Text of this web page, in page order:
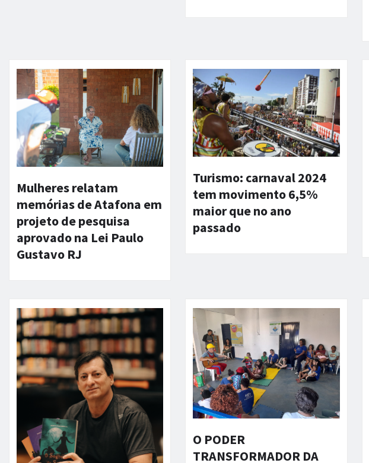
Mulheres relatam
memórias de Atafona em
projeto de pesquisa
aprovado na Lei Paulo
Gustavo RJ
Turismo: carnaval 2024
tem movimento 6,5%
maior que no ano
passado
O PODER
TRANSFORMADOR DA